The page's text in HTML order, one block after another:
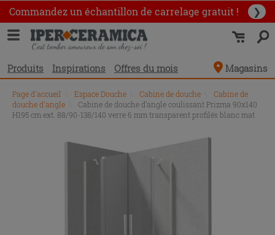
Commandez un échantillon de carrelage gratuit ! ❯
Produits Inspirations Offres du mois Magasins
Page d'accueil Espace Douche Cabine de douche
Cabine de
douche d'angle
Cabine de douche d’angle coulissant Prizma 90x140
H195 cm ext. 88/90-138/140 verre 6 mm transparent profilés blanc mat